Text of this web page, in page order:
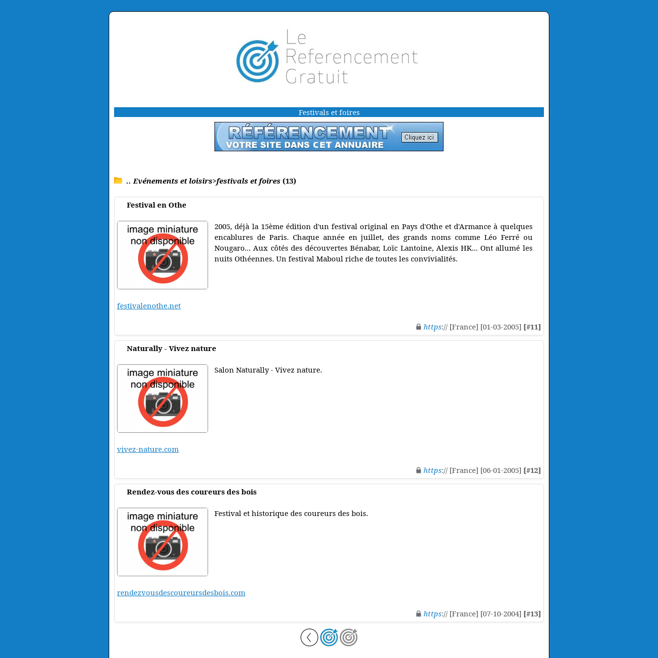
Festivals et foires
.. Evénements et loisirs>festivals et foires (13)
Festival en Othe
2005, déjà la 15ème édition d'un festival original en Pays d'Othe et d'Armance à quelques
encablures de Paris. Chaque année en juillet, des grands noms comme Léo Ferré ou
Nougaro... Aux côtés des découvertes Bénabar, Loïc Lantoine, Alexis HK... Ont allumé les
nuits Othéennes. Un festival Maboul riche de toutes les convivialités.
festivalenothe.net
https:// [France] [01-03-2005] [#11]
Naturally - Vivez nature
Salon Naturally - Vivez nature.
vivez-nature.com
https:// [France] [06-01-2005] [#12]
Rendez-vous des coureurs des bois
Festival et historique des coureurs des bois.
rendezvousdescoureursdesbois.com
https:// [France] [07-10-2004] [#13]